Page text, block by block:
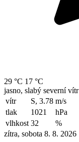
29 °C 17 °C
jasno, slabý severní vítr
vítr
S, 3.78 m/s
tlak
1021
hPa
vlhkost 32
%
zítra, sobota 8. 8. 2026